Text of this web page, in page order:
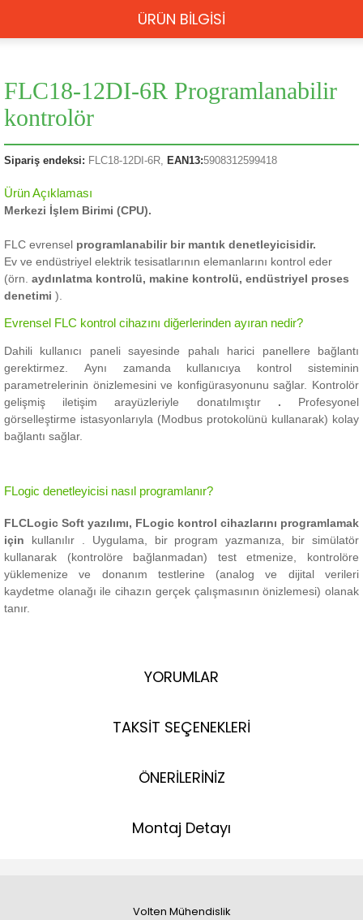
ÜRÜN BİLGİSİ
FLC18-12DI-6R Programlanabilir
kontrolör
Sipariş endeksi: FLC18-12DI-6R, EAN13:5908312599418
Ürün Açıklaması
Merkezi İşlem Birimi (CPU).
FLC evrensel programlanabilir bir mantık denetleyicisidir.
Ev ve endüstriyel elektrik tesisatlarının elemanlarını kontrol eder
(örn. aydınlatma kontrolü, makine kontrolü, endüstriyel proses
denetimi ).
Evrensel FLC kontrol cihazını diğerlerinden ayıran nedir?
Dahili kullanıcı paneli sayesinde pahalı harici panellere bağlantı
gerektirmez. Aynı zamanda kullanıcıya kontrol sisteminin
parametrelerinin önizlemesini ve konfigürasyonunu sağlar. Kontrolör
gelişmiş iletişim arayüzleriyle donatılmıştır . Profesyonel
görselleştirme istasyonlarıyla (Modbus protokolünü kullanarak) kolay
bağlantı sağlar.
FLogic denetleyicisi nasıl programlanır?
FLCLogic Soft yazılımı, FLogic kontrol cihazlarını programlamak
için kullanılır . Uygulama, bir program yazmanıza, bir simülatör
kullanarak (kontrolöre bağlanmadan) test etmenize, kontrolöre
yüklemenize ve donanım testlerine (analog ve dijital verileri
kaydetme olanağı ile cihazın gerçek çalışmasının önizlemesi) olanak
tanır.
YORUMLAR
TAKSİT SEÇENEKLERİ
ÖNERİLERİNİZ
Montaj Detayı
Volten Mühendislik